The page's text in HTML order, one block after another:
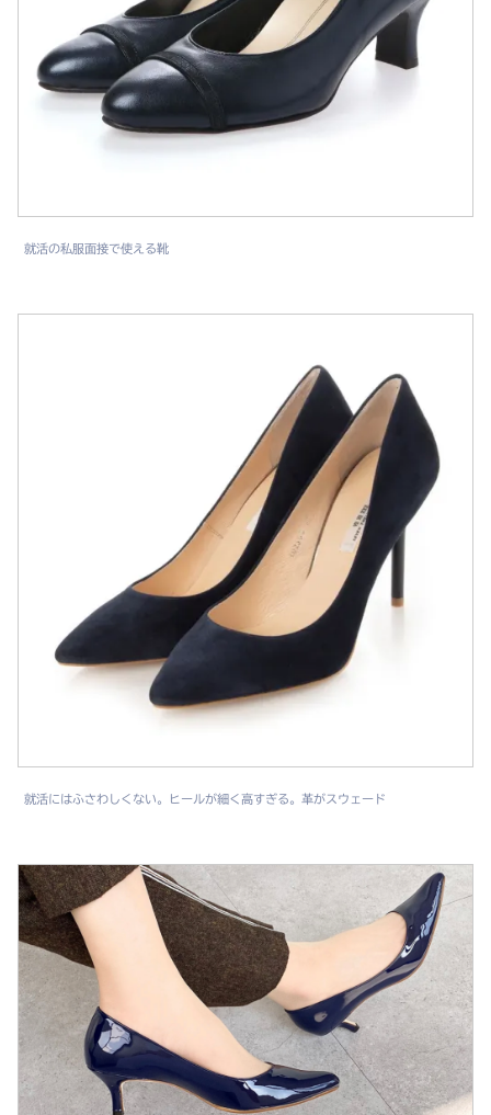
就活の私服面接で使える靴
就活にはふさわしくない。ヒールが細く高すぎる。革がスウェード